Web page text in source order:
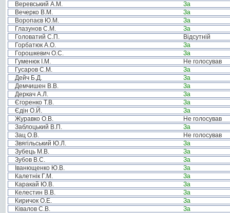
Веревський А.М.
За
Вечерко В.М.
За
Воропаєв Ю.М.
За
Глазунов С.М.
За
Головатий С.П.
Відсутній
Горбатюк А.О.
За
Горошкевич О.С.
За
Гуменюк І.М.
Не голосував
Гусаров С.М.
За
Дейч Б.Д.
За
Демчишен В.В.
За
Деркач А.Л.
За
Єгоренко Т.В.
За
Єдін О.Й.
За
Журавко О.В.
Не голосував
Заблоцький В.П.
За
Зац О.В.
Не голосував
Звягільський Ю.Л.
За
Зубець М.В.
За
Зубов В.С.
За
Іванющенко Ю.В.
За
Калетнік Г.М.
За
Каракай Ю.В.
За
Келестин В.В.
За
Киричок О.Е.
За
Ківалов С.В.
За